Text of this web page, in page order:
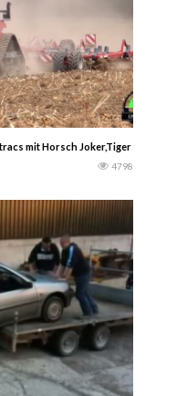
mit Horsch Joker,Tiger und
4798